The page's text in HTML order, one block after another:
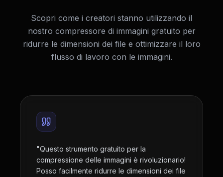
Scopri come i creatori stanno utilizzando il
nostro compressore di immagini gratuito per
ridurre le dimensioni dei file e ottimizzare il loro
flusso di lavoro con le immagini.
"Questo strumento gratuito per la
compressione delle immagini è rivoluzionario!
Posso facilmente ridurre le dimensioni dei file